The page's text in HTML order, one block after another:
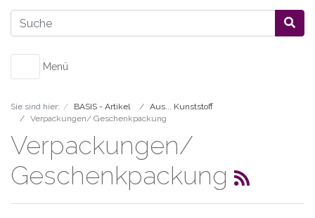
Menü
Sie sind hier: BASIS - Artikel
Aus... Kunststoff
Verpackungen/ Geschenkpackung
Verpackungen/
Geschenkpackung